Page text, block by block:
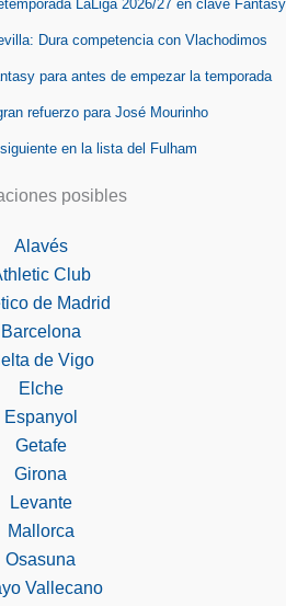
LaLiga 2026/27 en clave Fantasy
Dura competencia con Vlachodimos
para antes de empezar la temporada
refuerzo para José Mourinho
en la lista del Fulham
posibles
Alavés
Club
de Madrid
Barcelona
de Vigo
Elche
Espanyol
Getafe
Girona
Levante
Mallorca
Osasuna
Vallecano